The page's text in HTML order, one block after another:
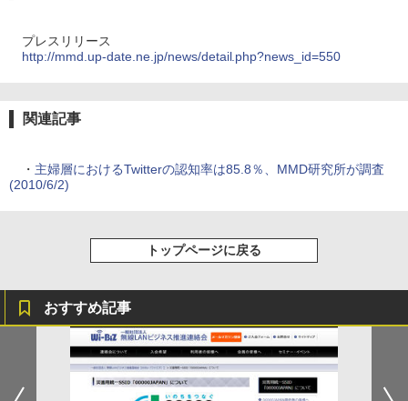
プレスリリース
http://mmd.up-date.ne.jp/news/detail.php?news_id=550
関連記事
・ 主婦層におけるTwitterの認知率は85.8％、MMD研究所が調査
(2010/6/2)
トップページに戻る
おすすめ記事